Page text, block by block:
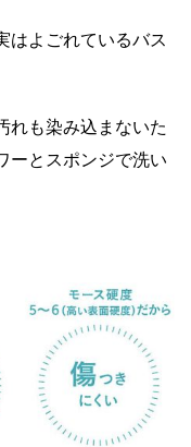
はよごれているバス
れも染み込まないた
ーとスポンジで洗い